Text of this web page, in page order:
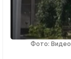
Фото: